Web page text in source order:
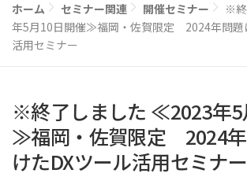
BUSINESS
導入事例
CO2削減シミュレーショ
SIMULATION
ホーム セミナー関連 開催セミナー
※
年5月10日開催≫福岡・佐賀限定 2024年問題
活用セミナー
※終了しました ≪2023年5
≫福岡・佐賀限定 2024
けたDXツール活用セミナー